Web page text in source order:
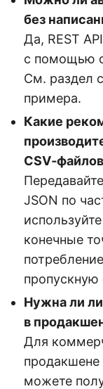
без
Да, REST
с помощью
См. раздел
примера.
Какие
JSON по
конечные
пропускную
Нужна ли
в
Для
продакшене
можете